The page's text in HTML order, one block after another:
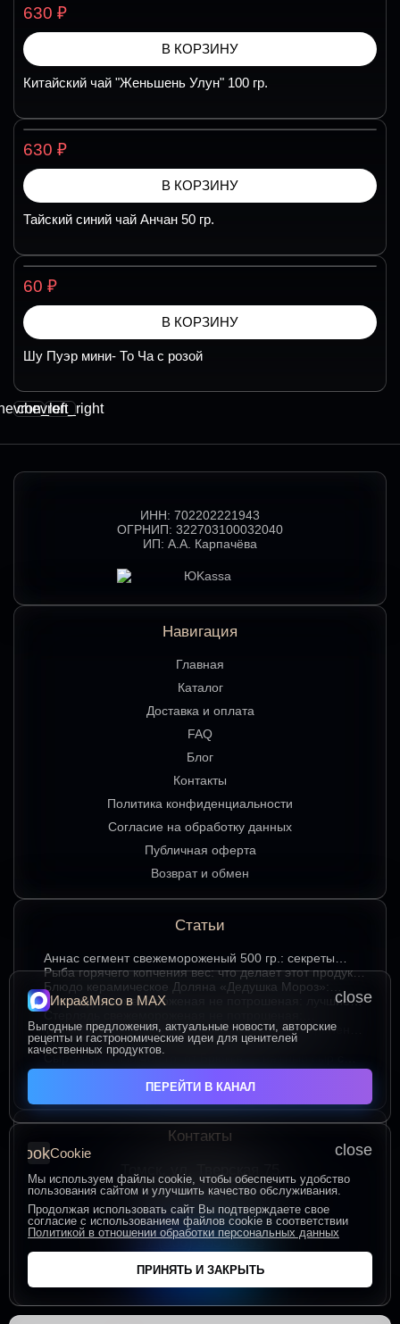
630 ₽
В КОРЗИНУ
Китайский чай "Женьшень Улун" 100 гр.
630 ₽
В КОРЗИНУ
Тайский синий чай Анчан 50 гр.
60 ₽
В КОРЗИНУ
Шу Пуэр мини- То Ча с розой
chevron_right
ИНН: 702202221943
ОГРНИП: 322703100032040
ИП: А.А. Карпачёва
Навигация
Главная
Каталог
Доставка и оплата
FAQ
Блог
Контакты
Политика конфиденциальности
Согласие на обработку данных
Публичная оферта
Возврат и обмен
Статьи
Аннаc сегмент свежемороженый 500 гр.: секреты
хранения и лучшие способы подачи
Рыба горячего копчения вес: что делает этот продукт
любимым среди ценителей
Блюдо керамическое Доляна «Дедушка Мороз»:
изюминка праздничного стола в ярком красном цвете
Стерлядь свежемороженая не потрошеная: лучшие
гастрономические сочетания для насыщенного вкуса
Стерлядь свежемороженая не потрошеная:
особенности выбора и использования в кулинарии
Термопакет 42*50: надёжный помощник в сохранении
свежести и удобстве хранения
Икра зернистая осетровых рыб Exclusive 50 гр.:
секреты идеальных сочетаний для гурманов
Сыр творожный 400 гр. от Брюкке — нежный сыр с
большим гастрономическим потенциалом
ЧИТАТЬ ВСЕ СТАТЬИ
Контакты
Томск, ул. Тверская 75
ПОСТРОИТЬ МАРШРУТ
Пн-Пт с 10:00 до 20:00
Сб-Вс с 10:00 до 19:00
+7 (906) 955-60-93
close
Икра&Мясо в МАХ
Выгодные предложения, актуальные новости, авторские
рецепты и гастрономические идеи для ценителей
качественных продуктов.
ПЕРЕЙТИ В КАНАЛ
close
cookieCookie
Мы используем файлы cookie, чтобы обеспечить удобство
пользования сайтом и улучшить качество обслуживания.
Продолжая использовать сайт Вы подтверждаете свое
согласие с использованием файлов cookie в соответствии
Политикой в отношении обработки персональных данных
ПРИНЯТЬ И ЗАКРЫТЬ